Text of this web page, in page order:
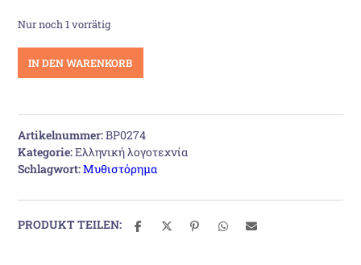
Nur noch 1 vorrätig
IN DEN WARENKORB
Artikelnummer:BP0274
Kategorie:Ελληνική λογοτεχνία
Schlagwort:Μυθιστόρημα
PRODUKT TEILEN: